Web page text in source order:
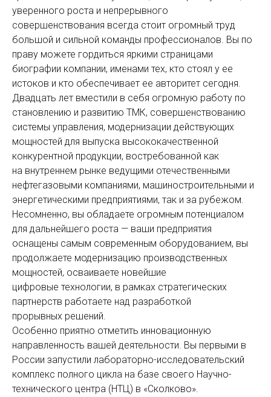
уверенного роста и непрерывного
совершенствования всегда стоит огромный труд
большой и сильной команды профессионалов. Вы по
праву можете гордиться яркими страницами
биографии компании, именами тех, кто стоял у ее
истоков и кто обеспечивает ее авторитет сегодня.
Двадцать лет вместили в себя огромную работу по
становлению и развитию ТМК, совершенствованию
системы управления, модернизации действующих
мощностей для выпуска высококачественной
конкурентной продукции, востребованной как
на внутреннем рынке ведущими отечественными
нефтегазовыми компаниями, машиностроительными и
энергетическими предприятиями, так и за рубежом.
Несомненно, вы обладаете огромным потенциалом
для дальнейшего роста — ваши предприятия
оснащены самым современным оборудованием, вы
продолжаете модернизацию производственных
мощностей, осваиваете новейшие
цифровые технологии, в рамках стратегических
партнерств работаете над разработкой
прорывных решений.
Особенно приятно отметить инновационную
направленность вашей деятельности. Вы первыми в
России запустили лабораторно-исследовательский
комплекс полного цикла на базе своего Научно-
технического центра (НТЦ) в «Сколково».